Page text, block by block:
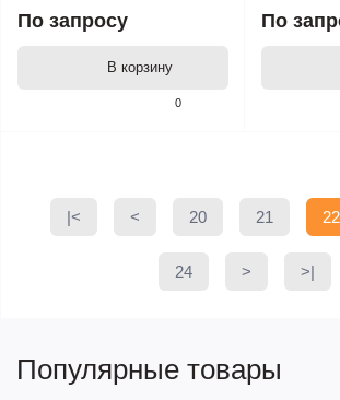
0
По запросу
В корзину
По
|< < 20 21 22
24 > >|
Популярные товары